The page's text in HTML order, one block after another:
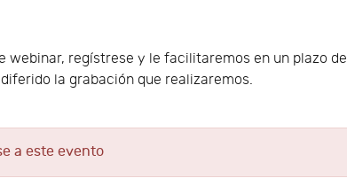
webinar, regístrese y le facilitaremos en un plazo de
la grabación que realizaremos.
a este evento